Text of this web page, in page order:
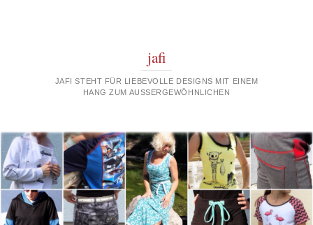
jafi
JAFI STEHT FÜR LIEBEVOLLE DESIGNS MIT EINEM
HANG ZUM AUSSERGEWÖHNLICHEN